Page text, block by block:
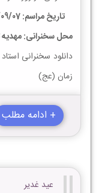
تاریخ مراسم: 1396/09/07
محل سخنرانی: مهدیه
دانلود سخنرانی
زمان (عج)
+ ادامه مطلب
عید غدیر